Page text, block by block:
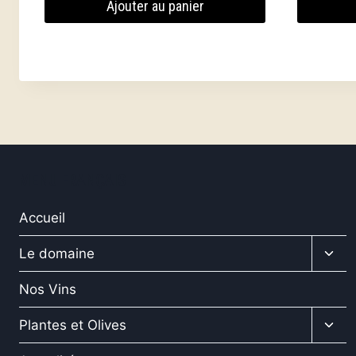
Ajouter au panier
Accueil
Le domaine
le
Nos Vins
Plantes et Olives
le